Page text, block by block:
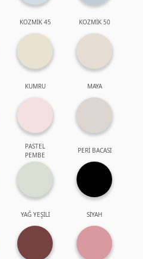
KOZMİK 45 KOZMİK 50
KUMRU MAYA
PASTEL
PEMBE
PERİ BACASI
YAĞ YEŞİLİ SİYAH